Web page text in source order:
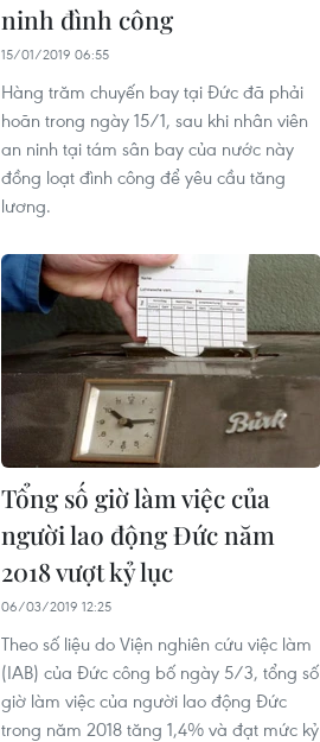
ninh đình công
15/01/2019 06:55
Hàng trăm chuyến bay tại Đức đã phải
hoãn trong ngày 15/1, sau khi nhân viên
an ninh tại tám sân bay của nước này
đồng loạt đình công để yêu cầu tăng
lương.
Tổng số giờ làm việc của
người lao động Đức năm
2018 vượt kỷ lục
06/03/2019 12:25
Theo số liệu do Viện nghiên cứu việc làm
(IAB) của Đức công bố ngày 5/3, tổng số
giờ làm việc của người lao động Đức
trong năm 2018 tăng 1,4% và đạt mức kỷ